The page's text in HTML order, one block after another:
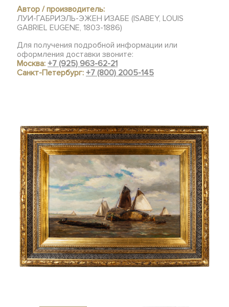
Автор / производитель:
ЛУИ-ГАБРИЭЛЬ-ЭЖЕН ИЗАБЕ (ISABEY, LOUIS
GABRIEL EUGENE, 1803-1886)
Для получения подробной информации или
оформления доставки звоните:
Москва:+7 (925) 963-62-21
Санкт-Петербург:+7 (800) 2005-145